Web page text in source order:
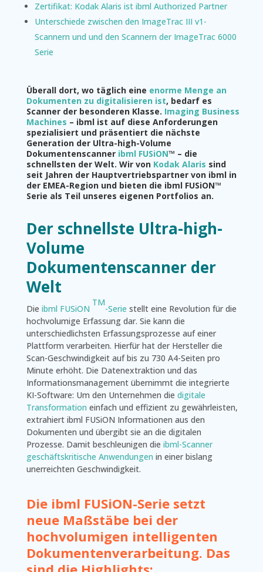
Zertifikat: Kodak Alaris ist ibml Authorized Partner
Unterschiede zwischen den ImageTrac III v1-
Scannern und und den Scannern der ImageTrac 6000
Serie
Überall dort, wo täglich eine enorme Menge an
Dokumenten zu digitalisieren ist, bedarf es
Scanner der besonderen Klasse. Imaging Business
Machines – ibml ist auf diese Anforderungen
spezialisiert und präsentiert die nächste
Generation der Ultra-high-Volume
Dokumentenscanner ibml FUSiON™ – die
schnellsten der Welt. Wir von Kodak Alaris sind
seit Jahren der Hauptvertriebspartner von ibml in
der EMEA-Region und bieten die ibml FUSiON™
Serie als Teil unseres eigenen Portfolios an.
Der schnellste Ultra-high-
Volume
Dokumentenscanner der
Welt
Die ibml FUSiON
TM
-Serie stellt eine Revolution für die
hochvolumige Erfassung dar. Sie kann die
unterschiedlichsten Erfassungsprozesse auf einer
Plattform verarbeiten. Hierfür hat der Hersteller die
Scan-Geschwindigkeit auf bis zu 730 A4-Seiten pro
Minute erhöht. Die Datenextraktion und das
Informationsmanagement übernimmt die integrierte
KI-Software: Um den Unternehmen die digitale
Transformation einfach und effizient zu gewährleisten,
extrahiert ibml FUSiON Informationen aus den
Dokumenten und übergibt sie an die digitalen
Prozesse. Damit beschleunigen die ibml-Scanner
geschäftskritische Anwendungen in einer bislang
unerreichten Geschwindigkeit.
Die ibml FUSiON-Serie setzt
neue Maßstäbe bei der
hochvolumigen intelligenten
Dokumentenverarbeitung. Das